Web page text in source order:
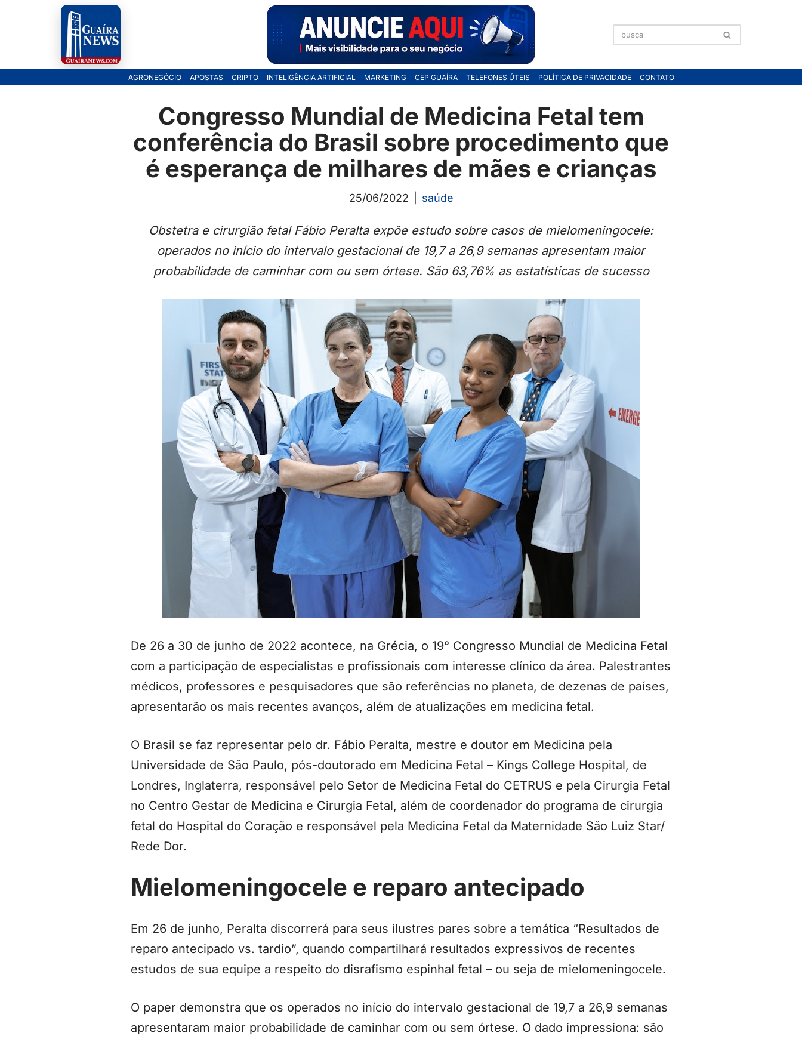
AGRONEGÓCIO APOSTAS CRIPTO INTELIGÊNCIA ARTIFICIAL MARKETING CEP GUAÍRA TELEFONES ÚTEIS POLÍTICA DE PRIVACIDADE CONTATO
Congresso Mundial de Medicina Fetal tem
conferência do Brasil sobre procedimento que
é esperança de milhares de mães e crianças
25/06/2022 saúde
Obstetra e cirurgião fetal Fábio Peralta expõe estudo sobre casos de mielomeningocele:
operados no início do intervalo gestacional de 19,7 a 26,9 semanas apresentam maior
probabilidade de caminhar com ou sem órtese. São 63,76% as estatísticas de sucesso
De 26 a 30 de junho de 2022 acontece, na Grécia, o 19° Congresso Mundial de Medicina Fetal
com a participação de especialistas e profissionais com interesse clínico da área. Palestrantes
médicos, professores e pesquisadores que são referências no planeta, de dezenas de países,
apresentarão os mais recentes avanços, além de atualizações em medicina fetal.
O Brasil se faz representar pelo dr. Fábio Peralta, mestre e doutor em Medicina pela
Universidade de São Paulo, pós-doutorado em Medicina Fetal – Kings College Hospital, de
Londres, Inglaterra, responsável pelo Setor de Medicina Fetal do CETRUS e pela Cirurgia Fetal
no Centro Gestar de Medicina e Cirurgia Fetal, além de coordenador do programa de cirurgia
fetal do Hospital do Coração e responsável pela Medicina Fetal da Maternidade São Luiz Star/
Rede Dor.
Mielomeningocele e reparo antecipado
Em 26 de junho, Peralta discorrerá para seus ilustres pares sobre a temática “Resultados de
reparo antecipado vs. tardio”, quando compartilhará resultados expressivos de recentes
estudos de sua equipe a respeito do disrafismo espinhal fetal – ou seja de mielomeningocele.
O paper demonstra que os operados no início do intervalo gestacional de 19,7 a 26,9 semanas
apresentaram maior probabilidade de caminhar com ou sem órtese. O dado impressiona: são